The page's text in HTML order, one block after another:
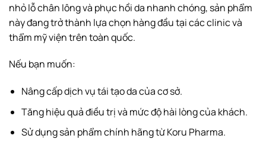
nhỏ lỗ chân lông và phục hồi da nhanh chóng, sản phẩm
này đang trở thành lựa chọn hàng đầu tại các clinic và
thẩm mỹ viện trên toàn quốc.
Nếu bạn muốn:
Nâng cấp dịch vụ tái tạo da của cơ sở.
Tăng hiệu quả điều trị và mức độ hài lòng của khách.
Sử dụng sản phẩm chính hãng từ Koru Pharma.